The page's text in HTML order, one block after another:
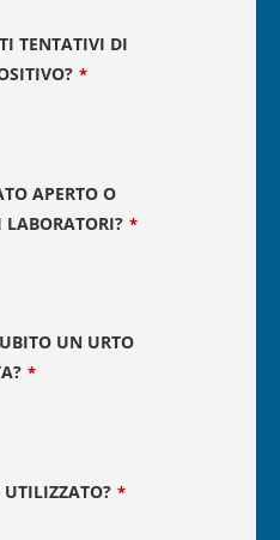
TENTATIVI DI
*
APERTO O
*
UN URTO
*
UTILIZZATO? *